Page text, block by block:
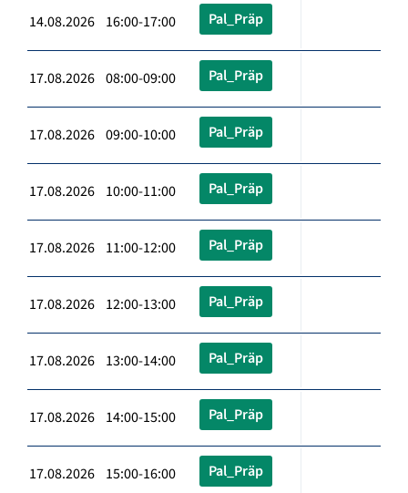
14.08.2026 16:00-17:00 Pal_Präp
17.08.2026 08:00-09:00 Pal_Präp
17.08.2026 09:00-10:00 Pal_Präp
17.08.2026 10:00-11:00 Pal_Präp
17.08.2026 11:00-12:00 Pal_Präp
17.08.2026 12:00-13:00 Pal_Präp
17.08.2026 13:00-14:00 Pal_Präp
17.08.2026 14:00-15:00 Pal_Präp
17.08.2026 15:00-16:00 Pal_Präp